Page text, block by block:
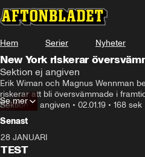
Hem Serier Nyheter
New York riskerar
Sektion ej angiven
Erik Wiman och Magnus Wennman
riskerar att bli översvämmade i
Sektion ej angiven • 02.01.19 • 168 sek
Se mer
Senast
28 JANUARI
TEST